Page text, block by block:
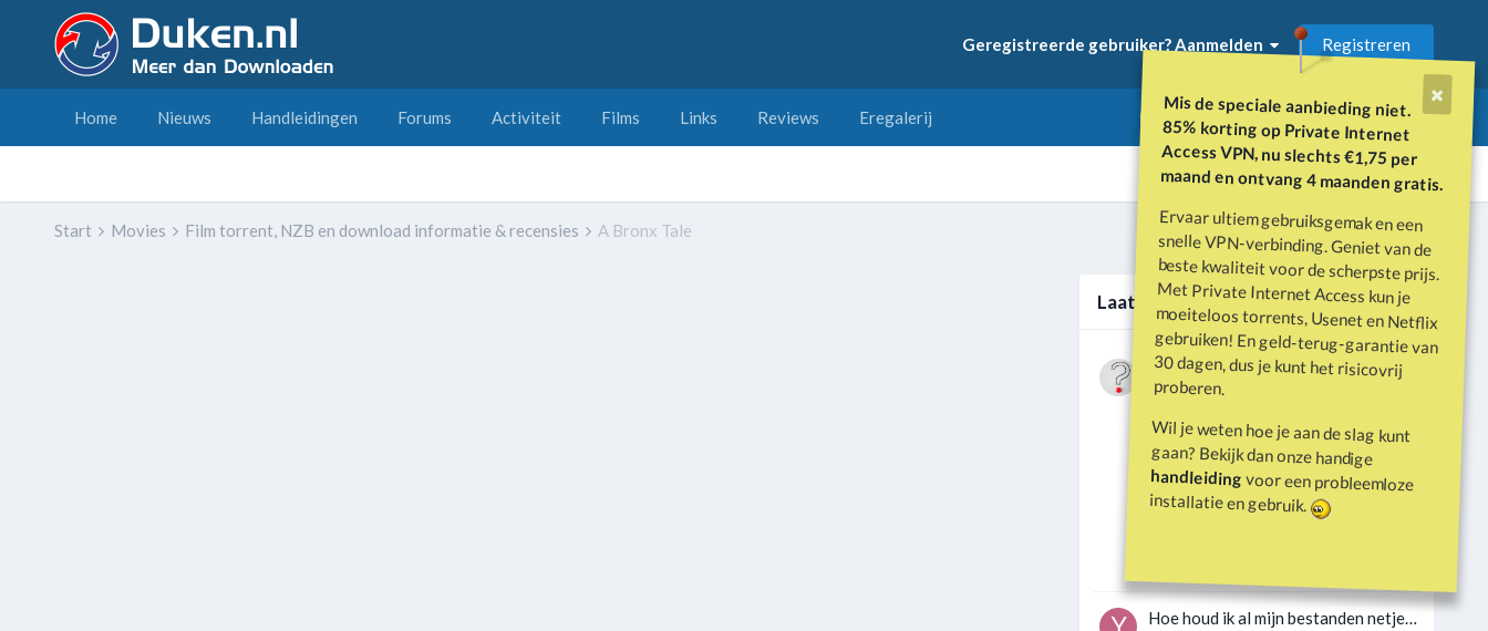
Mis de speciale aanbieding niet.
85% korting op Private Internet
Access VPN, nu slechts €1,75 per
maand en ontvang 4 maanden gratis.
Ervaar ultiem gebruiksgemak en een
snelle VPN-verbinding. Geniet van de
beste kwaliteit voor de scherpste prijs.
Met Private Internet Access kun je
moeiteloos torrents, Usenet en Netflix
gebruiken! En geld-terug-garantie van
30 dagen, dus je kunt het risicovrij
proberen.
Wil je weten hoe je aan de slag kunt
gaan? Bekijk dan onze handige
handleidingvoor een probleemloze
installatie en gebruik.
Geregistreerde gebruiker? Aanmelden Registreren
Home Nieuws Handleidingen Forums Activiteit Films Links Reviews Eregalerij
Alle activiteit
Start Movies Film torrent, NZB en download informatie & recensies A Bronx Tale
Laatste berichten
Wat is er gebeurd met Davey Hearn
en de vandalisatie van het
Washington Reflecting Pool?
DoorVraagbaak
Forumdiscussie: Davey Hearn:
Former Olympian Denies Vandalising
Washington Reflecting Pool
Gebruiker: SportFan123 Hey
Hoe houd ik al mijn bestanden netjes